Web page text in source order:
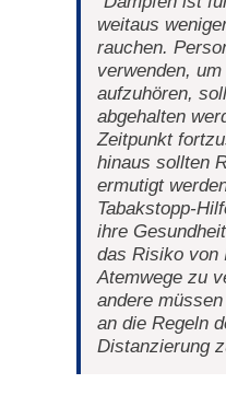
weitaus
rauchen.
verwenden,
aufzuhören,
abgehalten
Zeitpunkt
hinaus sollten
ermutigt
Tabakstopp-
ihre
das Risiko von
Atemwege zu
andere
an die Regeln
Distanzierung